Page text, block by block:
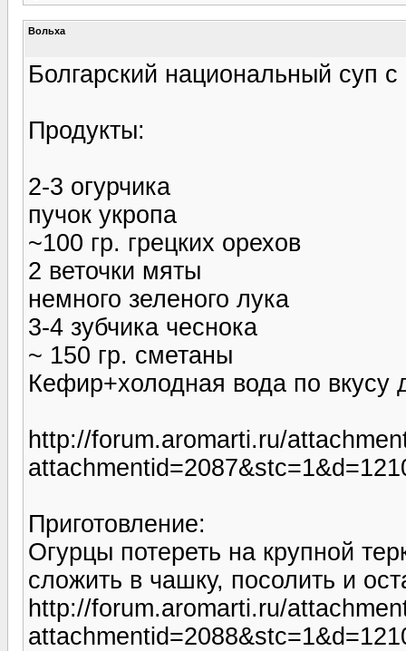
Вольха
Болгарский национальный суп
Продукты:
2-3 огурчика
пучок укропа
~100 гр. грецких орехов
2 веточки мяты
немного зеленого лука
3-4 зубчика чеснока
~ 150 гр. сметаны
Кефир+холодная вода по вкусу
http://forum.aromarti.ru/
Приготовление:
Огурцы потереть на крупной
сложить в чашку, посолить и
http://forum.aromarti.ru/